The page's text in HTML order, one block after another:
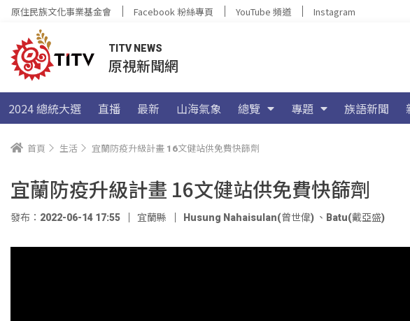
原住民族文化事業基金會 Facebook 粉絲專頁 YouTube 頻道 Instagram
TITV NEWS
原視新聞網
2024 總統大選 直播 最新 山海氣象 總覽 專題 族語新聞
首頁 生活 宜蘭防疫升級計畫 16文健站供免費快篩劑
宜蘭防疫升級計畫 16文健站供免費快篩劑
發布：2022-06-14 17:55 宜蘭縣 Husung Nahaisulan(曾世偉) 、 Batu(戴亞盛)